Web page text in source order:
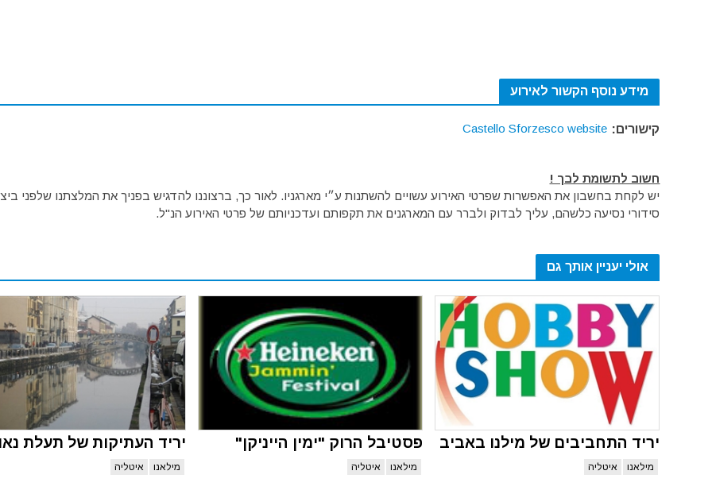
מידע נוסף הקשור לאירוע
קישורים: Castello Sforzesco website
חשוב לתשומת לבך !
יש לקחת בחשבון את האפשרות שפרטי האירוע עשויים להשתנות ע״י מארגניו. לאור כך, ברצוננו להדגיש בפניך את המלצתנו שלפני
סידורי נסיעה כלשהם, עליך לבדוק ולברר עם המארגנים את תקפותם ועדכניותם של פרטי האירוע הנ"ל.
אולי יעניין אותך גם
יריד התחביבים של מילנו באביב
מילאנו איטליה
פסטיבל הרוק "ימין הייניקן"
מילאנו איטליה
יריד העתיקות של תעלת
מילאנו איטליה